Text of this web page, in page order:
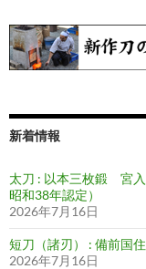
ョ
ン
新着情報
太刀 : 以本三枚鍛 宮
昭和38年認定）
2026年7月16日
短刀（諸刃） : 備前国
2026年7月16日